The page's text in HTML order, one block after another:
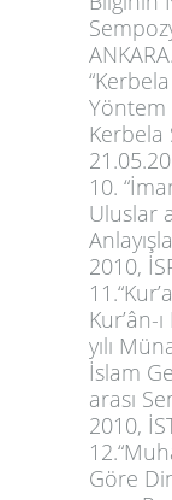
ANKARA.
Yöntem
Kerbela
10.
Uluslar
2010,
Kur’ân-
yılı
İslam
arası
2010,
Göre